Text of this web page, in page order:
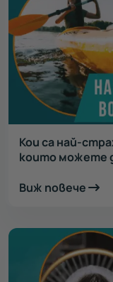
Кои са най-
които можете
Виж повече